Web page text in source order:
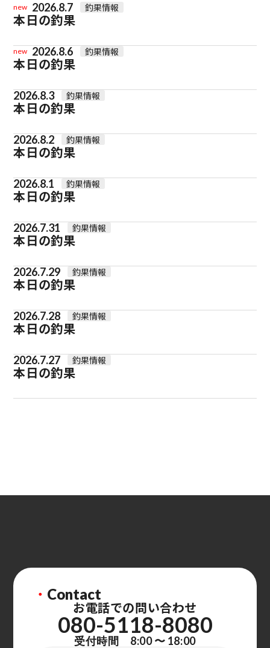
new 2026.8.7 釣果情報
本日の釣果
new 2026.8.6 釣果情報
本日の釣果
2026.8.3 釣果情報
本日の釣果
2026.8.2 釣果情報
本日の釣果
2026.8.1 釣果情報
本日の釣果
2026.7.31 釣果情報
本日の釣果
2026.7.29 釣果情報
本日の釣果
2026.7.28 釣果情報
本日の釣果
2026.7.27 釣果情報
本日の釣果
・ Contact
お電話での問い合わせ
080-5118-8080
受付時間 8:00 〜 18:00